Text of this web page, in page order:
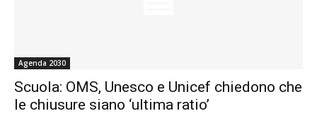
Agenda 2030
Scuola: OMS, Unesco e Unicef chiedono che
le chiusure siano ‘ultima ratio’